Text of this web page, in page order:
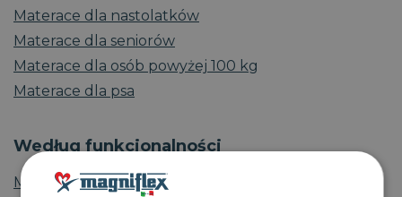
Materace dla nastolatków
Materace dla seniorów
Materace dla osób powyżej 100 kg
Materace dla psa
Według funkcjonalności
Materace chłodzące